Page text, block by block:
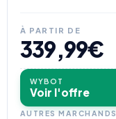
À PARTIR DE
339,99€
WYBOT
Voir l'offre
AUTRES MARCHANDS